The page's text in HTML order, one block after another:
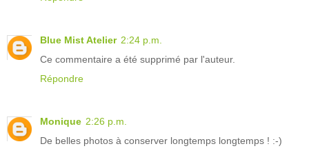
Blue Mist Atelier 2:24 p.m.
Ce commentaire a été supprimé par l'auteur.
Répondre
Monique 2:26 p.m.
De belles photos à conserver longtemps longtemps ! :-)